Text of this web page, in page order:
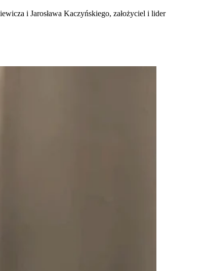
i Jarosława Kaczyńskiego, założyciel i lider